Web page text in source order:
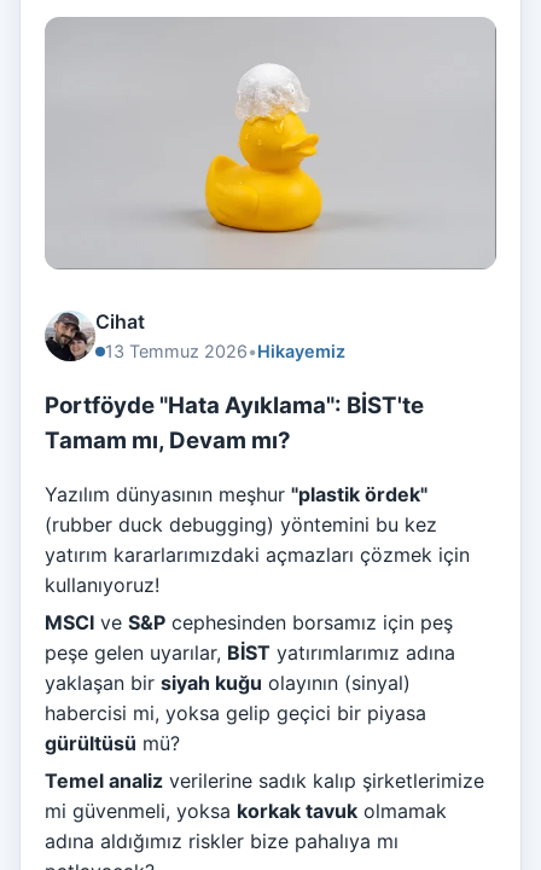
Cihat
13 Temmuz 2026•Hikayemiz
Portföyde "Hata Ayıklama": BİST'te
Tamam mı, Devam mı?
Yazılım dünyasının meşhur "plastik ördek"
(rubber duck debugging) yöntemini bu kez
yatırım kararlarımızdaki açmazları çözmek için
kullanıyoruz!
MSCI ve S&P cephesinden borsamız için peş
peşe gelen uyarılar, BİST yatırımlarımız adına
yaklaşan bir siyah kuğu olayının (sinyal)
habercisi mi, yoksa gelip geçici bir piyasa
gürültüsü mü?
Temel analiz verilerine sadık kalıp şirketlerimize
mi güvenmeli, yoksa korkak tavuk olmamak
adına aldığımız riskler bize pahalıya mı